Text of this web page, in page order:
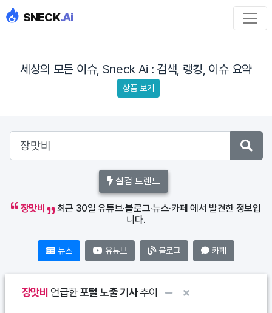
SNECK.Ai
세상의 모든 이슈, Sneck Ai : 검색, 랭킹, 이슈 요약
상품 보기
실검 트렌드
장맛비
최근 30일 유튜브·블로그·뉴스·카페 에서 발견한 정보입
니다.
뉴스 유튜브 블로그 카페
장맛비 언급한포털 노출 기사추이